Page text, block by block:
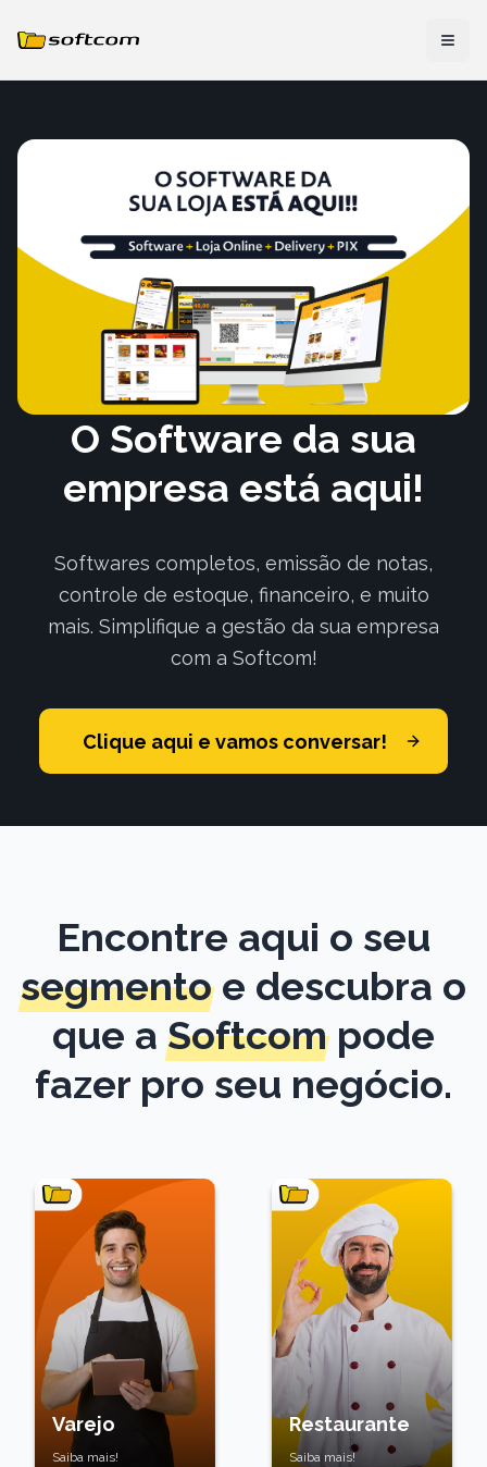
O Software da sua
empresa está aqui!
Softwares completos, emissão de notas,
controle de estoque, financeiro, e muito
mais. Simplifique a gestão da sua empresa
com a Softcom!
Clique aqui e vamos conversar!
Encontre aqui o seu
segmento e descubra o
que a Softcom pode
fazer pro seu negócio.
Varejo
Saiba mais!
Restaurante
Saiba mais!